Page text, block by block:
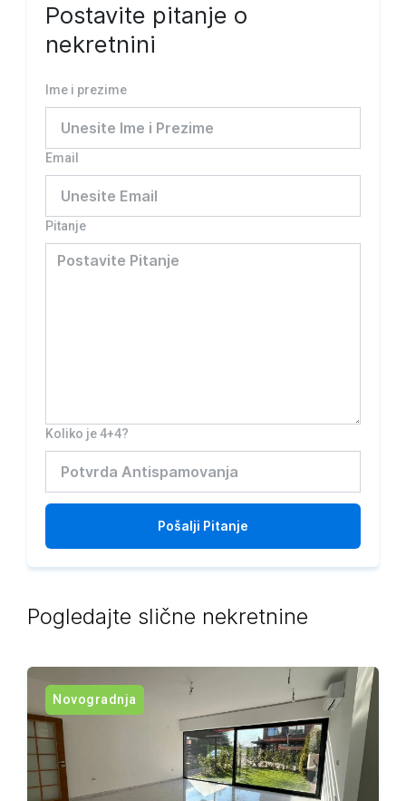
Postavite pitanje o
nekretnini
Ime i prezime
Email
Pitanje
Koliko je 4+4?
Pošalji Pitanje
Pogledajte slične nekretnine
Novogradnja